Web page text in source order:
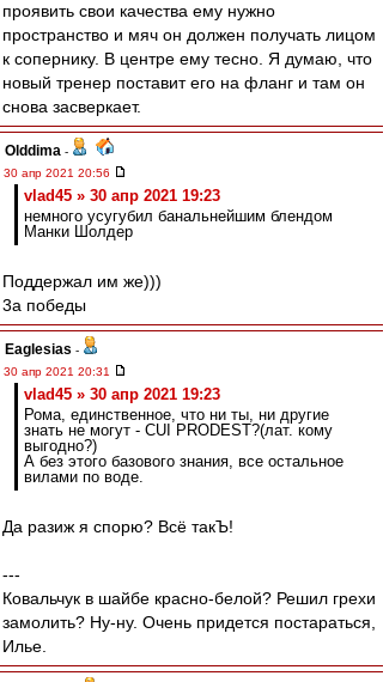
проявить свои качества ему нужно
пространство и мяч он должен получать лицом
к сопернику. В центре ему тесно. Я думаю, что
новый тренер поставит его на фланг и там он
снова засверкает.
Olddima -
30 апр 2021 20:56
vlad45 » 30 апр 2021 19:23
немного усугубил банальнейшим блендом
Манки Шолдер
Поддержал им же)))
3а победы
Eaglesias -
30 апр 2021 20:31
vlad45 » 30 апр 2021 19:23
Рома, единственное, что ни ты, ни другие
знать не могут - CUI PRODEST?(лат. кому
выгодно?)
А без этого базового знания, все остальное
вилами по воде.
Да разиж я спорю? Всё такЪ!
---
Ковальчук в шайбе красно-белой? Решил грехи
замолить? Ну-ну. Очень придется постараться,
Илье.